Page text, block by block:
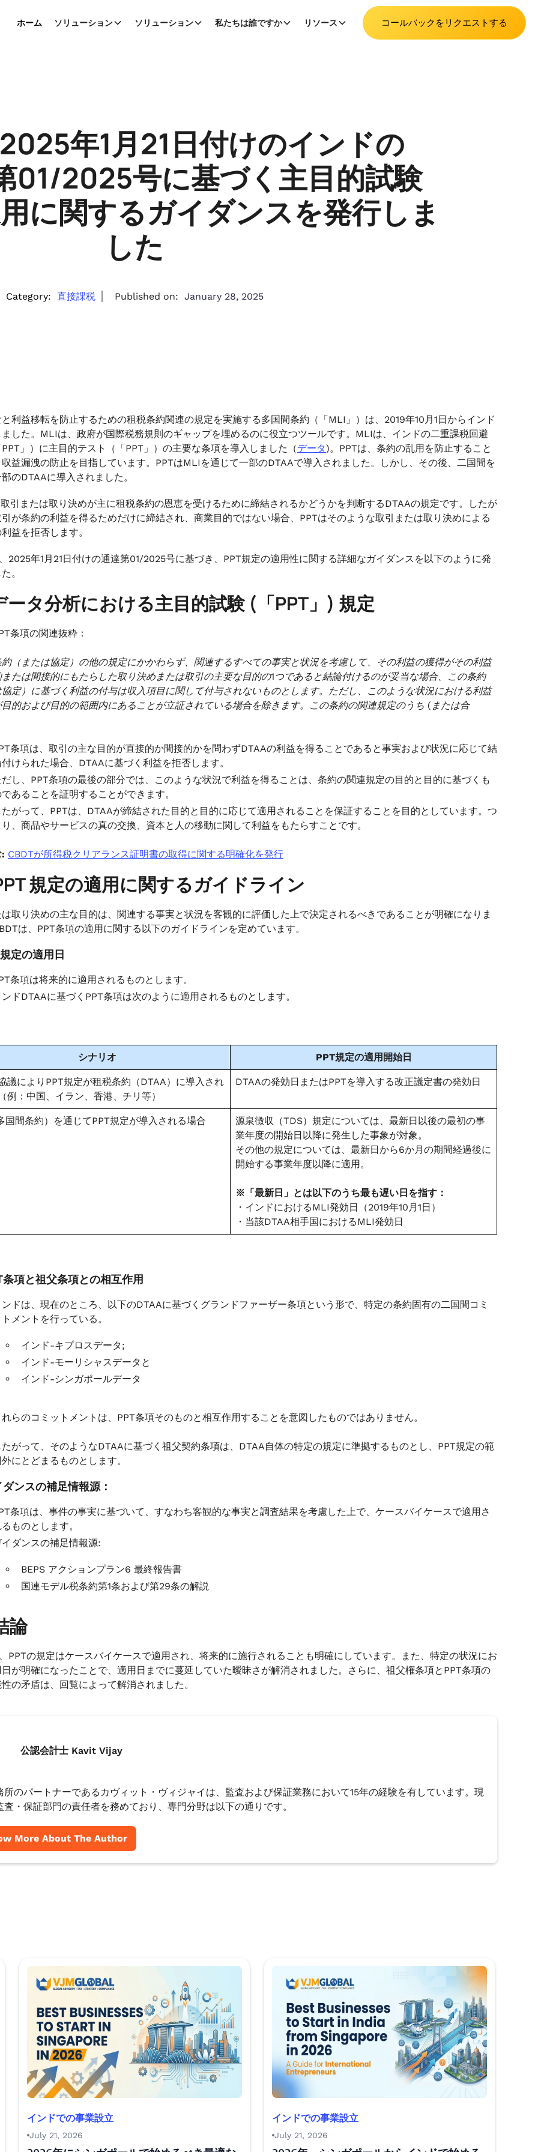
ホーム ソリューション ソリューション 私たちは誰ですか リソース コールバックをリクエストする
年1月21日付けのインドの
01/2025号に基づく主目的試験
に関するガイダンスを発行しま
した
Category: 直接課税 Published on: January 28, 2025
利益移転を防止するための租税条約関連の規定を実施する多国間条約（「MLI」）は、2019年10月1日からインド
した。MLIは、政府が国際税務規則のギャップを埋めるのに役立つツールです。MLIは、インドの二重課税回避
」）に主目的テスト（「PPT」）の主要な条項を導入しました（データ)。PPTは、条約の乱用を防止すること
益漏洩の防止を目指しています。PPTはMLIを通じて一部のDTAAで導入されました。しかし、その後、二国間を
のDTAAに導入されました。
引または取り決めが主に租税条約の恩恵を受けるために締結されるかどうかを判断するDTAAの規定です。したが
が条約の利益を得るためだけに締結され、商業目的ではない場合、PPTはそのような取引または取り決めによる
益を拒否します。
2025年1月21日付けの通達第01/2025号に基づき、PPT規定の適用性に関する詳細なガイダンスを以下のように発
。
ータ分析における主目的試験 (「PPT」) 規定
条項の関連抜粋：
（または協定）の他の規定にかかわらず、関連するすべての事実と状況を考慮して、その利益の獲得がその利益
たは間接的にもたらした取り決めまたは取引の主要な目的の1つであると結論付けるのが妥当な場合、この条約
定）に基づく利益の付与は収入項目に関して付与されないものとします。ただし、このような状況における利益
的および目的の範囲内にあることが立証されている場合を除きます。この条約の関連規定のうち (または合
条項は、取引の主な目的が直接的か間接的かを問わずDTAAの利益を得ることであると事実および状況に応じて結
けられた場合、DTAAに基づく利益を拒否します。
し、PPT条項の最後の部分では、このような状況で利益を得ることは、条約の関連規定の目的と目的に基づくも
あることを証明することができます。
がって、PPTは、DTAAが締結された目的と目的に応じて適用されることを保証することを目的としています。つ
、商品やサービスの真の交換、資本と人の移動に関して利益をもたらすことです。
CBDTが所得税クリアランス証明書の取得に関する明確化を発行
規定の適用に関するガイドライン
取り決めの主な目的は、関連する事実と状況を客観的に評価した上で決定されるべきであることが明確になりま
は、PPT条項の適用に関する以下のガイドラインを定めています。
定の適用日
条項は将来的に適用されるものとします。
ドDTAAに基づくPPT条項は次のように適用されるものとします。
シナリオ PPT規定の適用開始日
議によりPPT規定が租税条約（DTAA）に導入され
例：中国、イラン、香港、チリ等）
DTAAの発効日またはPPTを導入する改正議定書の発効日
国間条約）を通じてPPT規定が導入される場合
源泉徴収（TDS）規定については、最新日以後の最初の事
業年度の開始日以降に発生した事象が対象。
その他の規定については、最新日から6か月の期間経過後に
開始する事業年度以降に適用。
※「最新日」とは以下のうち最も遅い日を指す：
・インドにおけるMLI発効日（2019年10月1日）
・当該DTAA相手国におけるMLI発効日
項と祖父条項との相互作用
ドは、現在のところ、以下のDTAAに基づくグランドファーザー条項という形で、特定の条約固有の二国間コミ
メントを行っている。
インド-キプロスデータ;
インド-モーリシャスデータと
インド-シンガポールデータ
らのコミットメントは、PPT条項そのものと相互作用することを意図したものではありません。
がって、そのようなDTAAに基づく祖父契約条項は、DTAA自体の特定の規定に準拠するものとし、PPT規定の範
にとどまるものとします。
ンスの補足情報源：
条項は、事件の事実に基づいて、すなわち客観的な事実と調査結果を考慮した上で、ケースバイケースで適用さ
ものとします。
ダンスの補足情報源:
BEPS アクションプラン6 最終報告書
国連モデル税条約第1条および第29条の解説
論
PPTの規定はケースバイケースで適用され、将来的に施行されることも明確にしています。また、特定の状況にお
が明確になったことで、適用日までに蔓延していた曖昧さが解消されました。さらに、祖父権条項とPPT条項の
の矛盾は、回覧によって解消されました。
公認会計士 Kavit Vijay
所のパートナーであるカヴィット・ヴィジャイは、監査および保証業務において15年の経験を有しています。現
査・保証部門の責任者を務めており、専門分野は以下の通りです。
More About The Author
インドでの事業設立
July 21, 2026
インドでの事業設立
July 21, 2026